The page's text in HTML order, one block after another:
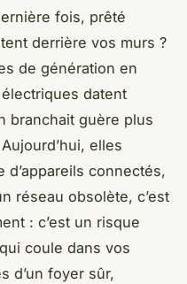
fois, prêté
derrière vos murs ?
de génération en
datent
branchait guère plus
elles
connectés,
réseau obsolète, c’est
: c’est un risque
coule dans vos
d’un foyer sûr,